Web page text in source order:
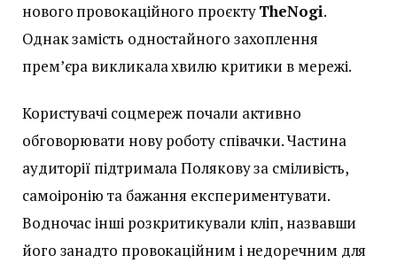
нового провокаційного проєктуTheNogi.
Однак замість одностайного захоплення
прем’єра викликала хвилю критики в мережі.
Користувачі соцмереж почали активно
обговорювати нову роботу співачки. Частина
аудиторії підтримала Полякову за сміливість,
самоіронію та бажання експериментувати.
Водночас інші розкритикували кліп, назвавши
його занадто провокаційним і недоречним для